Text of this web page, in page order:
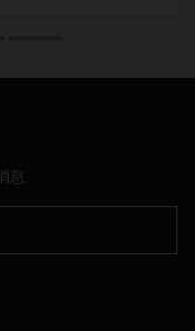
公司的合作进一步收
形势下，通过增加单
货运组合，并为客户
航线上增加了约300吨
息